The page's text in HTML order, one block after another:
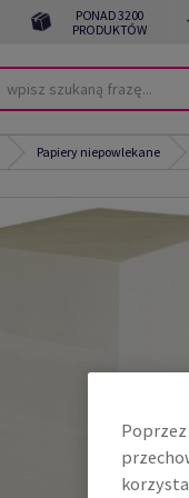
PONAD 3200
PRODUKTÓW
Papiery niepowlekane